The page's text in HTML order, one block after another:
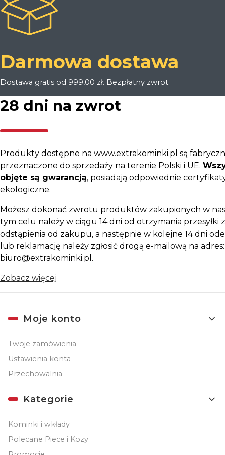
Darmowa dostawa
Dostawa gratis od 999,00 zł. Bezpłatny zwrot.
28 dni na zwrot
Produkty dostępne na www.extrakominki.pl są
przeznaczone do sprzedaży na terenie Polski i UE.
objęte są gwarancją, posiadają odpowiednie
ekologiczne.
Możesz dokonać zwrotu produktów zakupionych w
tym celu należy w ciągu 14 dni od otrzymania przesyłki
odstąpienia od zakupu, a następnie w kolejne 14 dni
lub reklamację należy zgłosić drogą e-mailową na adres:
biuro@extrakominki.pl.
Zobacz więcej
Linki w stopce
Moje konto
Twoje zamówienia
Ustawienia konta
Przechowalnia
Kategorie
Kominki i wkłady
Polecane Piece i Kozy